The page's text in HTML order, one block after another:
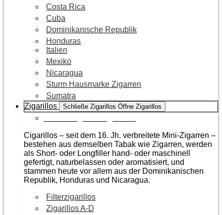
Costa Rica
Cuba
Dominikanische Republik
Honduras
Italien
Mexiko
Nicaragua
Sturm Hausmarke Zigarren
Sumatra
Zigarillos
Schließe Zigarillos Öffne Zigarillos
Cigarillos – seit dem 16. Jh. verbreitete Mini-Zigarren –
bestehen aus demselben Tabak wie Zigarren, werden
als Short- oder Longfiller hand- oder maschinell
gefertigt, naturbelassen oder aromatisiert, und
stammen heute vor allem aus der Dominikanischen
Republik, Honduras und Nicaragua.
Filterzigarillos
Zigarillos A-D